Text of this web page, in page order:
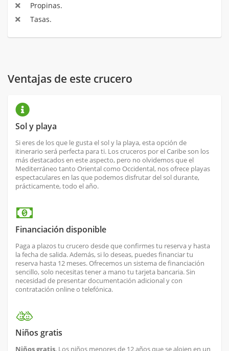
Propinas.
Tasas.
Ventajas de este crucero
Sol y playa
Si eres de los que le gusta el sol y la playa, esta opción de
itinerario será perfecta para ti. Los cruceros por el Caribe son los
más destacados en este aspecto, pero no olvidemos que el
Mediterráneo tanto Oriental como Occidental, nos ofrece playas
espectaculares en las que podemos disfrutar del sol durante,
prácticamente, todo el año.
Financiación disponible
Paga a plazos tu crucero desde que confirmes tu reserva y hasta
la fecha de salida. Además, si lo deseas, puedes financiar tu
reserva hasta 12 meses. Ofrecemos un sistema de financiación
sencillo, solo necesitas tener a mano tu tarjeta bancaria. Sin
necesidad de presentar documentación adicional y con
contratación online o telefónica.
Niños gratis
Niños gratis. Los niños menores de 12 años que se alojen en un